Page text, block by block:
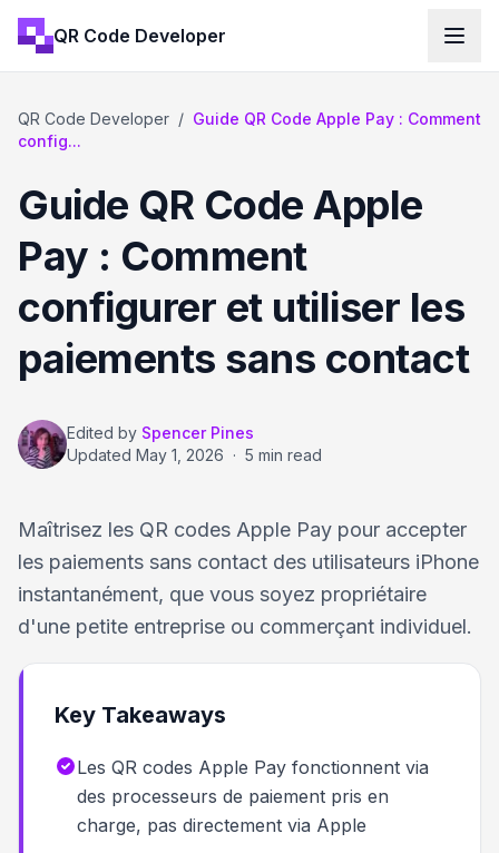
QR Code Developer
QR Code Developer / Guide QR Code Apple Pay : Comment
config...
Guide QR Code Apple
Pay : Comment
configurer et utiliser les
paiements sans contact
Edited by Spencer Pines
Updated May 1, 2026 · 5 min read
Maîtrisez les QR codes Apple Pay pour accepter
les paiements sans contact des utilisateurs iPhone
instantanément, que vous soyez propriétaire
d'une petite entreprise ou commerçant individuel.
Key Takeaways
Les QR codes Apple Pay fonctionnent via
des processeurs de paiement pris en
charge, pas directement via Apple